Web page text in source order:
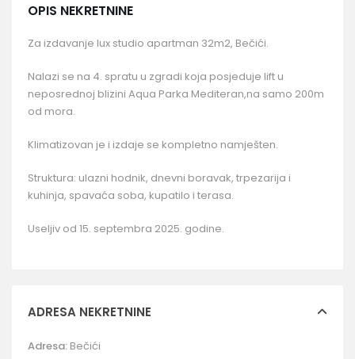
OPIS NEKRETNINE
Za izdavanje lux studio apartman 32m2, Bečići.
Nalazi se na 4. spratu u zgradi koja posjeduje lift u
neposrednoj blizini Aqua Parka Mediteran,na samo 200m
od mora.
Klimatizovan je i izdaje se kompletno namješten.
Struktura: ulazni hodnik, dnevni boravak, trpezarija i
kuhinja, spavaća soba, kupatilo i terasa.
Useljiv od 15. septembra 2025. godine.
ADRESA NEKRETNINE
Adresa: Bečići